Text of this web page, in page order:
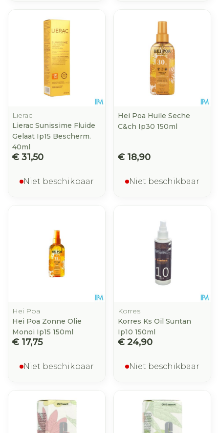
Lierac
Lierac Sunissime Fluide
Gelaat Ip15 Bescherm.
40ml
€ 31,50
Niet beschikbaar
Hei Poa Huile Seche
C&ch Ip30 150ml
€ 18,90
Niet beschikbaar
Hei Poa
Hei Poa Zonne Olie
Monoi Ip15 150ml
€ 17,75
Niet beschikbaar
Korres
Korres Ks Oil Suntan
Ip10 150ml
€ 24,90
Niet beschikbaar